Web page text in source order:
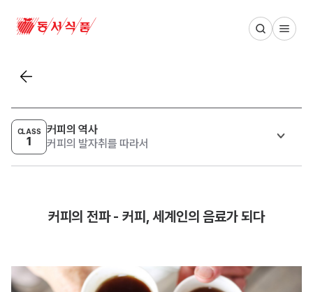
동서식품 메인 페이지
목록보기
CLASS
1
커피의 역사
커피의 발자취를 따라서
커피의 전파 - 커피, 세계인의 음료가 되다